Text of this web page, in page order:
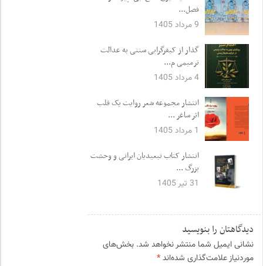
فصل...
9 مرداد 1405
گذار از کیفرگرایی سنتی به عدالت
ترمیمی م...
4 مرداد 1405
انتشار مجموعه شعر روایت یک قلب
اثر ساغر ...
1 مرداد 1405
انتشار کتاب تبعیدیان ایرانی و وحشت
بزرگ ...
31 تیر 1405
دیدگاهتان را بنویسید
نشانی ایمیل شما منتشر نخواهد شد. بخش‌های
موردنیاز علامت‌گذاری شده‌اند*